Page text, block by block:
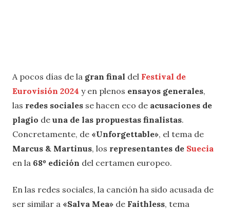
A pocos días de la gran final del Festival de
Eurovisión 2024 y en plenos ensayos generales,
las redes sociales se hacen eco de acusaciones de
plagio de una de las propuestas finalistas.
Concretamente, de «Unforgettable», el tema de
Marcus & Martinus, los representantes de Suecia
en la 68º edición del certamen europeo.
En las redes sociales, la canción ha sido acusada de
ser similar a «Salva Mea» de Faithless, tema